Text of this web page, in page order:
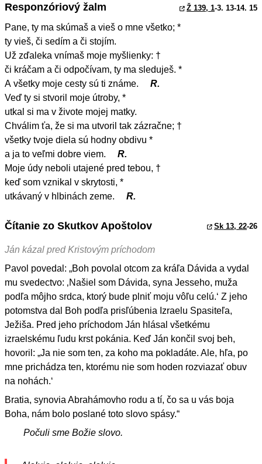
Responzóriový žalm Ž 139, 1-3. 13-14. 15
Pane, ty ma skúmaš a vieš o mne všetko; *
ty vieš, či sedím a či stojím.
Už zďaleka vnímaš moje myšlienky: †
či kráčam a či odpočívam, ty ma sleduješ. *
A všetky moje cesty sú ti známe.
R.
Veď ty si stvoril moje útroby, *
utkal si ma v živote mojej matky.
Chválim ťa, že si ma utvoril tak zázračne; †
všetky tvoje diela sú hodny obdivu *
a ja to veľmi dobre viem.
R.
Moje údy neboli utajené pred tebou, †
keď som vznikal v skrytosti, *
utkávaný v hlbinách zeme.
R.
Čítanie zo Skutkov Apoštolov Sk 13, 22-26
Ján kázal pred Kristovým príchodom
Pavol povedal: „Boh povolal otcom za kráľa Dávida a vydal
mu svedectvo: ‚Našiel som Dávida, syna Jesseho, muža
podľa môjho srdca, ktorý bude plniť moju vôľu celú.‘ Z jeho
potomstva dal Boh podľa prisľúbenia Izraelu Spasiteľa,
Ježiša. Pred jeho príchodom Ján hlásal všetkému
izraelskému ľudu krst pokánia. Keď Ján končil svoj beh,
hovoril: „Ja nie som ten, za koho ma pokladáte. Ale, hľa, po
mne prichádza ten, ktorému nie som hoden rozviazať obuv
na nohách.‘
Bratia, synovia Abrahámovho rodu a tí, čo sa u vás boja
Boha, nám bolo poslané toto slovo spásy.“
Počuli sme Božie slovo.